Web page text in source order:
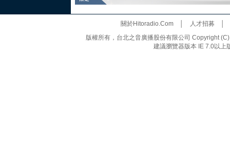
關於Hitoradio.Com│ 人才招募
版權所有，台北之音廣播股份有限公司 Copyright
建議瀏覽器版本 IE 7.0以上